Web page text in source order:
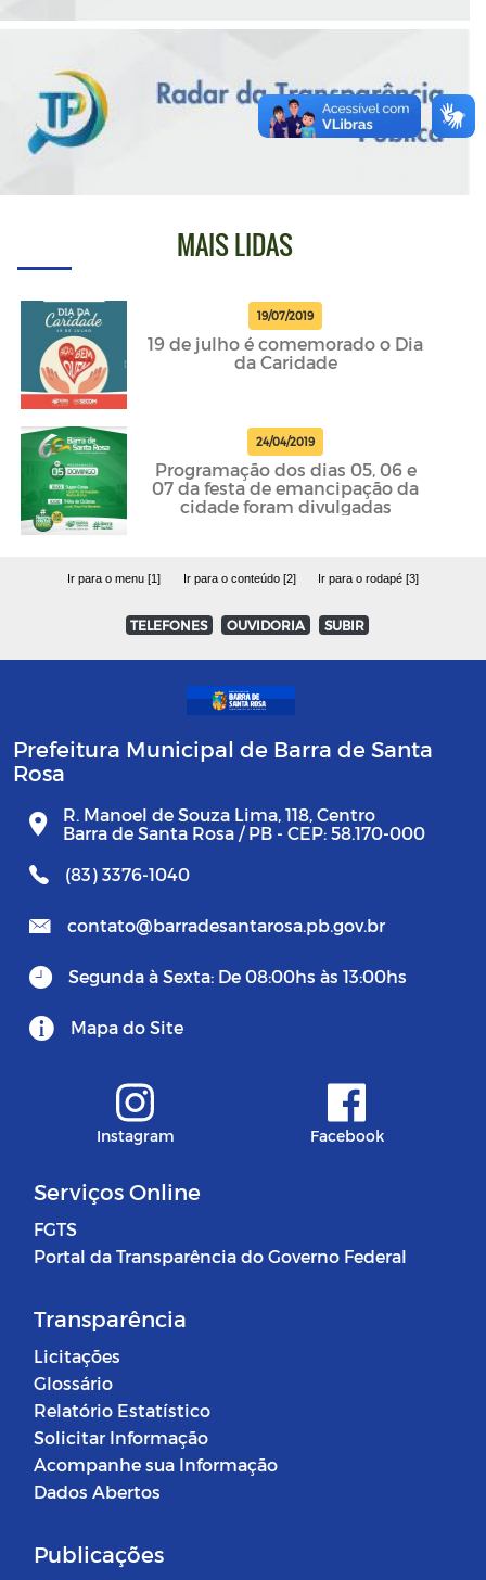
MAIS LIDAS
19/07/2019
19 de julho é comemorado o Dia
da Caridade
24/04/2019
Programação dos dias 05, 06 e
07 da festa de emancipação da
cidade foram divulgadas
Ir para o menu [1] Ir para o conteúdo [2] Ir para o rodapé [3]
TELEFONES OUVIDORIA SUBIR
Prefeitura Municipal de Barra de Santa
Rosa
R. Manoel de Souza Lima, 118, Centro
Barra de Santa Rosa / PB - CEP: 58.170-000
(83) 3376-1040
contato@barradesantarosa.pb.gov.br
Segunda à Sexta: De 08:00hs às 13:00hs
Mapa do Site
Instagram Facebook
Serviços Online
FGTS
Portal da Transparência do Governo Federal
Transparência
Licitações
Glossário
Relatório Estatístico
Solicitar Informação
Acompanhe sua Informação
Dados Abertos
Publicações